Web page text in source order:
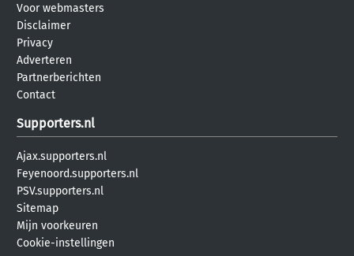
Voor webmasters
Disclaimer
Privacy
Adverteren
Partnerberichten
Contact
Supporters.nl
Ajax.supporters.nl
Feyenoord.supporters.nl
PSV.supporters.nl
Sitemap
Mijn voorkeuren
Cookie-instellingen